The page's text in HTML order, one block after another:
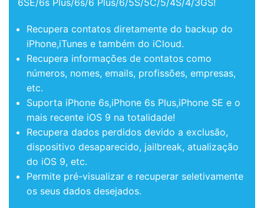
6SE/6s Plus/6s/6 Plus/6/5S/5C/5/4S/4/3GS!
Recupera contatos diretamente do backup do
iPhone,iTunes e também do iCloud.
Recupera informações de contatos como
números, nomes, emails, profissões, empresas,
etc.
Suporta iPhone 6s,iPhone 6s Plus,iPhone SE e o
mais recente iOS 9 na totalidade!
Recupera dados perdidos devido a exclusão,
dispositivo desaparecido, jailbreak, atualização
do iOS 9, etc.
Permite pré-visualizar e recuperar seletivamente
os seus dados desejados.